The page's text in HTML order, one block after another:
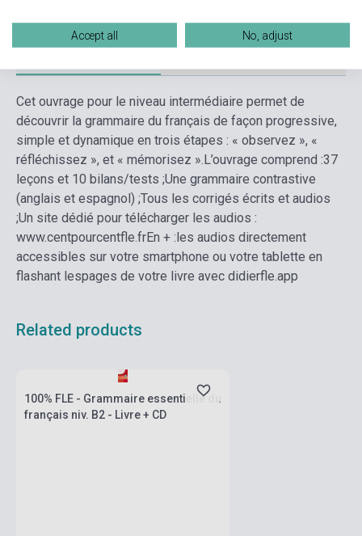
Detailed description Related links Reviews
Cet ouvrage pour le niveau intermédiaire permet de
découvrir la grammaire du français de façon progressive,
simple et dynamique en trois étapes : « observez », «
réfléchissez », et « mémorisez ».L’ouvrage comprend :37
leçons et 10 bilans/tests ;Une grammaire contrastive
(anglais et espagnol) ;Tous les corrigés écrits et audios
;Un site dédié pour télécharger les audios :
www.centpourcentfle.frEn + :les audios directement
accessibles sur votre smartphone ou votre tablette en
flashant lespages de votre livre avec didierfle.app
Related products
100% FLE - Grammaire essentielle du
français niv. B2 - Livre + CD
Accept all No, adjust